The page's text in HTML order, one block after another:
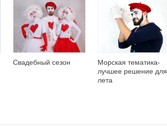
Свадебный сезон
Морская тематика-
лучшее решение для
лета